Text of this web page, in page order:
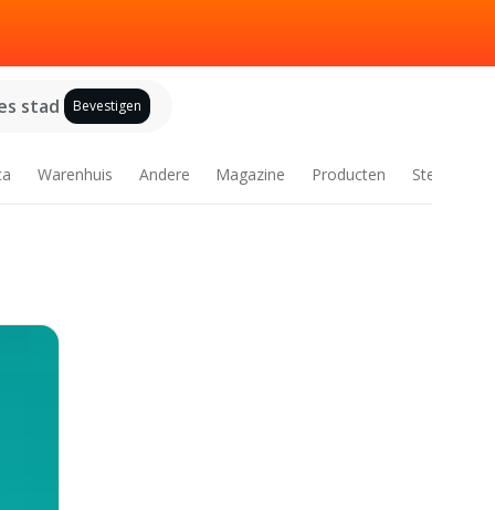
stad Bevestigen
Warenhuis Andere Magazine Producten Steden